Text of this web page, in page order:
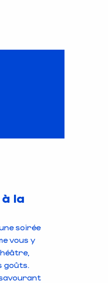
la
soirée
vous y
goûts.